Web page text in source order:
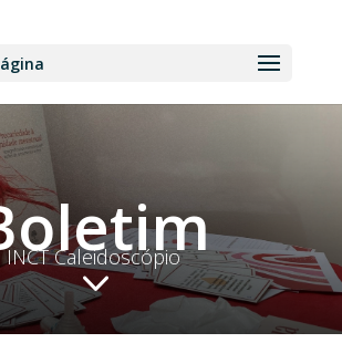
INCT Caleidoscópio
3